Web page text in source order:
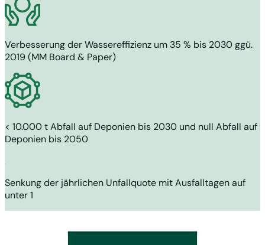
Verbesserung der Wassereffizienz um 35 % bis 2030 ggü.
2019 (MM Board & Paper)
< 10.000 t Abfall auf Deponien bis 2030 und null Abfall auf
Deponien bis 2050
Senkung der jährlichen Unfallquote mit Ausfalltagen auf
unter 1